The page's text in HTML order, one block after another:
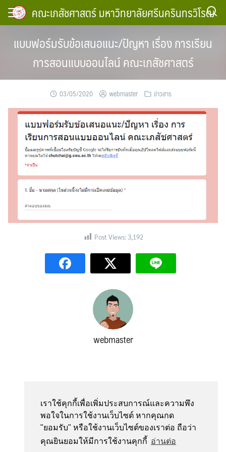
เราใช้คุกกี้เพื่อเพิ่มประสบการณ์และความพึง
พอใจในการใช้งานเว็บไซต์ หากคุณกด
"ยอมรับ" หรือใช้งานเว็บไซต์ของเราต่อ ถือว่า
คุณยินยอมให้มีการใช้งานคุกกี้ อ่านต่อ
Skip
คณะเภสัชศาสตร์ มหาวิทยาลัยศรีนครินทรวิโรฒ
Search
แบบฟอร์มรับข้อเสนอแนะ/ปัญหา เรื่อง การเรียน
การสอนแบบออนไลน์ คณะเภสัชศาสตร์
03/05/2020 webmaster ข่าวสาร
Post Views: 3,192
webmaster